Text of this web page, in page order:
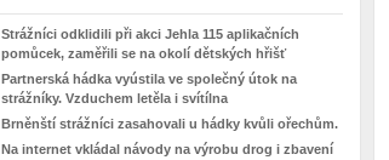
Strážníci odklidili při akci Jehla 115 aplikačních
pomůcek, zaměřili se na okolí dětských hřišť
Partnerská hádka vyústila ve společný útok na
strážníky. Vzduchem letěla i svítílna
Brněnští strážníci zasahovali u hádky kvůli ořechům.
Na internet vkládal návody na výrobu drog i zbavení